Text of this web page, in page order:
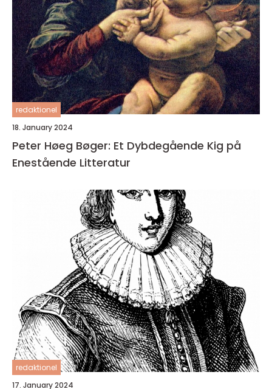
redaktionel
18. January 2024
Peter Høeg Bøger: Et Dybdegående Kig på
Enestående Litteratur
redaktionel
17. January 2024